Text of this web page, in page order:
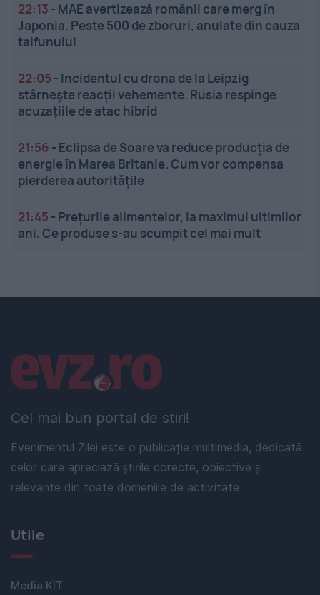
22:13 - MAE avertizează românii care merg în
Japonia. Peste 500 de zboruri, anulate din cauza
taifunului
22:05 - Incidentul cu drona de la Leipzig
stârnește reacții vehemente. Rusia respinge
acuzațiile de atac hibrid
21:56 - Eclipsa de Soare va reduce producția de
energie în Marea Britanie. Cum vor compensa
pierderea autoritățile
21:45 - Prețurile alimentelor, la maximul ultimilor
ani. Ce produse s-au scumpit cel mai mult
Cel mai bun portal de stiri!
Evenimentul Zilei este o publicație multimedia, dedicată
celor care apreciază știrile corecte, obiective și
relevante din toate domeniile de activitate
Linkuri utile
Utile
Media KIT